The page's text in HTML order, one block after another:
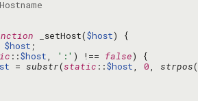
_setHost($host
$host
::$host, ':' ) !== false
= substr(static ::$host, 0, strpos(